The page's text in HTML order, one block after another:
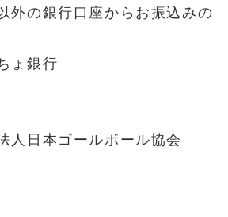
外の銀行口座からお振込みの
ょ銀行
人日本ゴールボール協会